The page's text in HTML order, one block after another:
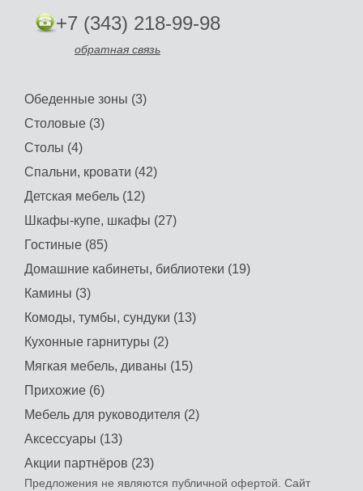
+7 (343) 218-99-98
обратная связь
Обеденные зоны (3)
Столовые (3)
Столы (4)
Спальни, кровати (42)
Детская мебель (12)
Шкафы-купе, шкафы (27)
Гостиные (85)
Домашние кабинеты, библиотеки (19)
Камины (3)
Комоды, тумбы, сундуки (13)
Кухонные гарнитуры (2)
Мягкая мебель, диваны (15)
Прихожие (6)
Мебель для руководителя (2)
Аксессуары (13)
Акции партнёров (23)
Предложения не являются публичной офертой. Сайт